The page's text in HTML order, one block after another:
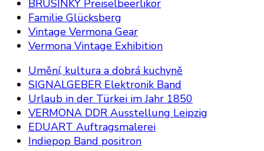
BRUSINKY Preiselbeerlikör
Familie Glücksberg
Vintage Vermona Gear
Vermona Vintage Exhibition
Umění, kultura a dobrá kuchyně
SIGNALGEBER Elektronik Band
Urlaub in der Türkei im Jahr 1850
VERMONA DDR Ausstellung Leipzig
EDUART Auftragsmalerei
Indiepop Band positron